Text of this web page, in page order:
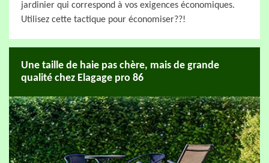
jardinier qui correspond à vos exigences économiques.
Utilisez cette tactique pour économiser??!
Une taille de haie pas chère, mais de grande
qualité chez Elagage pro 86